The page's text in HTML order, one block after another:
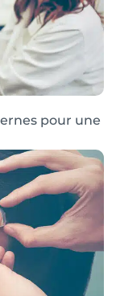
pour une